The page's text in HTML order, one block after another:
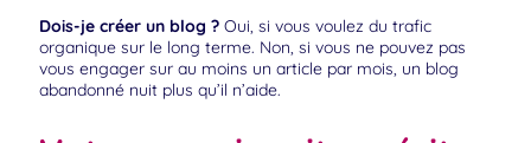
Dois-je créer un blog ? Oui, si vous voulez du trafic
organique sur le long terme. Non, si vous ne pouvez pas
vous engager sur au moins un article par mois, un blog
abandonné nuit plus qu’il n’aide.